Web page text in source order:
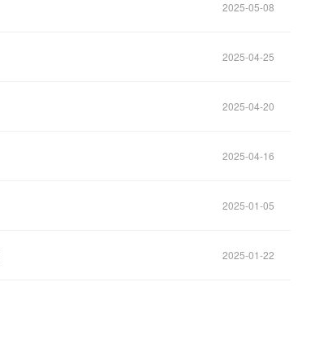
2025-05-08
2025-04-25
2025-04-20
2025-04-16
2025-01-05
2025-01-22